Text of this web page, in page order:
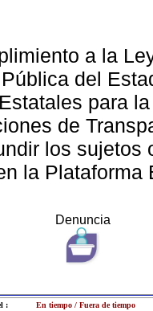
a la
del
para
de
los sujetos
la Plataforma
Denuncia
: En tiempo / Fuera de tiempo